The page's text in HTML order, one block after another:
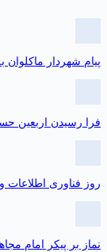
پیام شهردار
فرا رسیدن اربعین
روز فناوری
نماز بر پیکر امام